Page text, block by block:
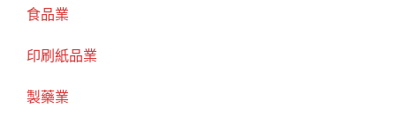
食品業
印刷紙品業
製藥業